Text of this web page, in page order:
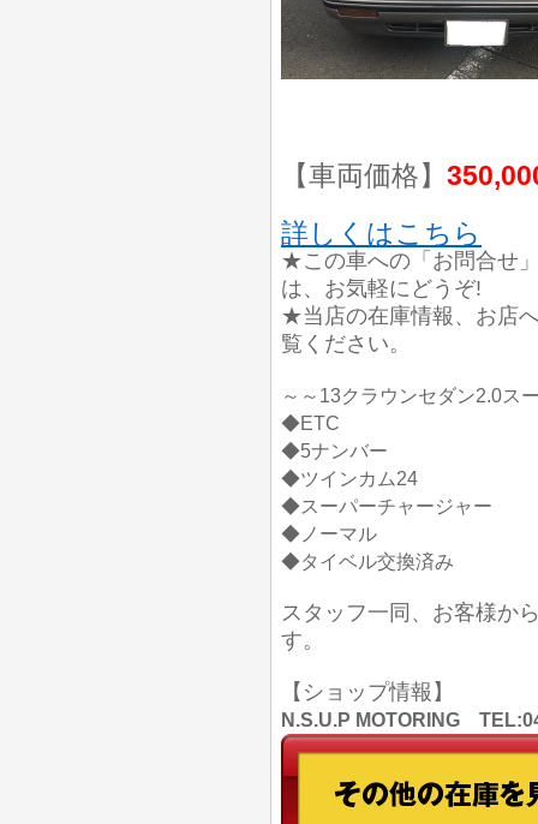
【車両価格】
詳しくはこちら
★この車への「お問合せ
は、お気軽にどうぞ!
★当店の在庫情報、お店
覧ください。
～～13クラウンセダン2.0ス
◆ETC
◆5ナンバー
◆ツインカム24
◆スーパーチャージャー
◆ノーマル
◆タイベル交換済み
スタッフ一同、お客様か
す。
【ショップ情報】
N.S.U.P MOTORING